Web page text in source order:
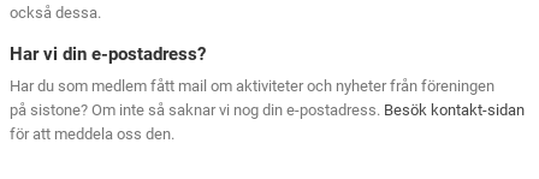
också dessa.
Har vi din e-postadress?
Har du som medlem fått mail om aktiviteter och nyheter från föreningen
på sistone? Om inte så saknar vi nog din e-postadress. Besök kontakt-sidan
för att meddela oss den.